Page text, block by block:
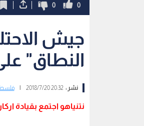
0
0
جيش
النطاق"
نشر :20:32 2018/7/20
نتنياهو اجتمع بقيادة